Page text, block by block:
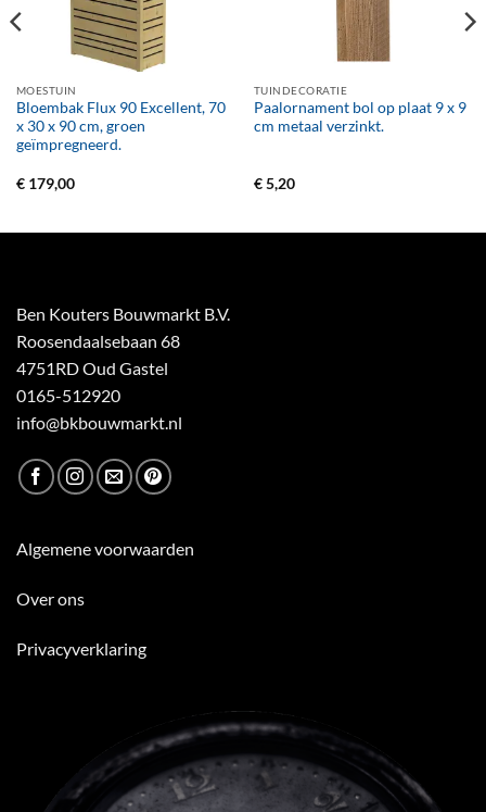
MOESTUIN
Bloembak Flux 90 Excellent, 70
x 30 x 90 cm, groen
geïmpregneerd.
€179,00
TUINDECORATIE
Paalornament bol op plaat 9 x 9
cm metaal verzinkt.
€5,20
Ben Kouters Bouwmarkt B.V.
Roosendaalsebaan 68
4751RD Oud Gastel
0165-512920
info@bkbouwmarkt.nl
Algemene voorwaarden
Over ons
Privacyverklaring